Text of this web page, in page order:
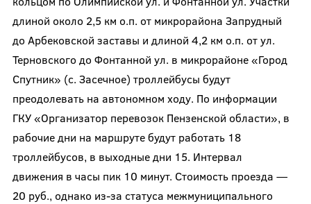
длиной около 2,5 км о.п. от микрорайона Запрудный
до Арбековской заставы и длиной 4,2 км о.п. от ул.
Терновского до Фонтанной ул. в микрорайоне «Город
Спутник» (с. Засечное) троллейбусы будут
преодолевать на автономном ходу. По информации
ГКУ «Организатор перевозок Пензенской области», в
рабочие дни на маршруте будут работать 18
троллейбусов, в выходные дни 15. Интервал
движения в часы пик 10 минут. Стоимость проезда —
20 руб., однако из-за статуса межмуниципального